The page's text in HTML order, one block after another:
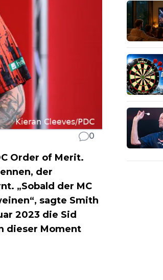
0
Order of Merit.
der
„Sobald der MC
sagte Smith
2023 die Sid
dieser Moment